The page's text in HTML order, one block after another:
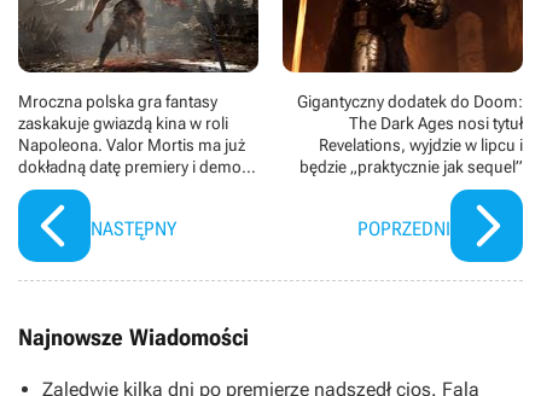
Mroczna polska gra fantasy
zaskakuje gwiazdą kina w roli
Napoleona. Valor Mortis ma już
dokładną datę premiery i demo
na Steam
NASTĘPNY
Gigantyczny dodatek do Doom:
The Dark Ages nosi tytuł
Revelations, wyjdzie w lipcu i
będzie „praktycznie jak sequel”
POPRZEDNI
Najnowsze Wiadomości
Zaledwie kilka dni po premierze nadszedł cios. Fala